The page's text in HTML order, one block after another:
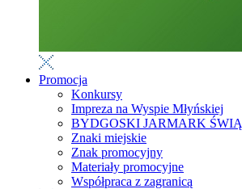
Promocja
Konkursy
Impreza na Wyspie Młyńskiej
BYDGOSKI JARMARK
Znaki miejskie
Znak promocyjny
Materiały promocyjne
Współpraca z zagranicą